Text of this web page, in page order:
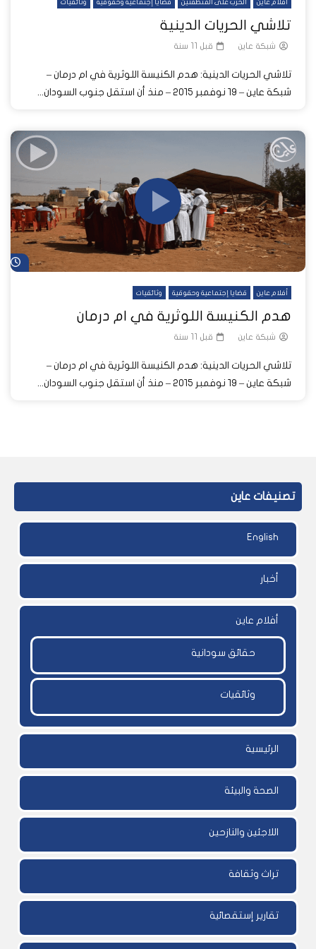
أفلام عاين الحرب على المنطقتين قضايا إجتماعية وحقوقية وثائقيات
تلاشي الحريات الدينية
شبكة عاين قبل 11 سنة
تلاشي الحريات الدينية: هدم الكنيسة اللوثرية في ام درمان –
شبكة عاين‬ – ١٩ نوفمبر ٢٠١٥ – منذ أن استقل جنوب السودان...
أفلام عاين قضايا إجتماعية وحقوقية وثائقيات
هدم الكنيسة اللوثرية في ام درمان
شبكة عاين قبل 11 سنة
تلاشي الحريات الدينية: هدم الكنيسة اللوثرية في ام درمان –
شبكة عاين‬ – ١٩ نوفمبر ٢٠١٥ – منذ أن استقل جنوب السودان...
تصنيفات عاين
English
أخبار
أفلام عاين
حقائق سودانية
وثائقيات
الرئيسية
الصحة والبيئة
اللاجئين والنازحين
تراث وثقافة
تقارير إستقصائية